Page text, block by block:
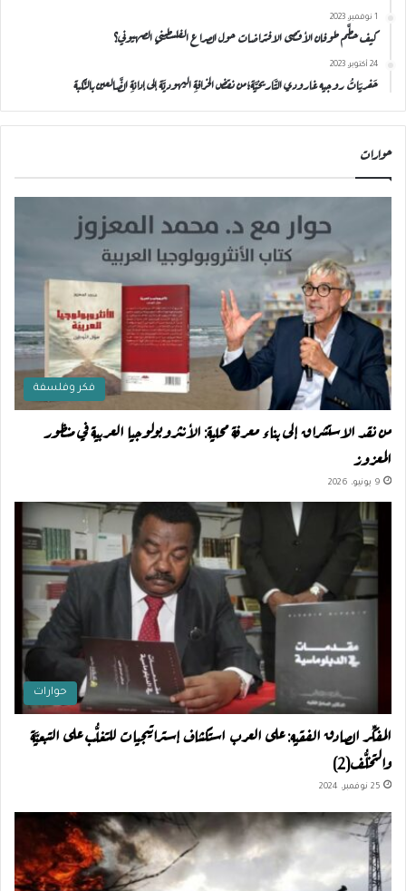
1 نوفمبر، 2023
كيف حطَّم طوفان الأقصى الافتراضات حول الصراع الفلسطيني الصهيوني؟
24 أكتوبر، 2023
حَفريَاتُ روجيه غارودي التَّاريخيَّة؛من نقضِ الخرافةِ اليهوديَّة إلى إدانةِ الضَّالعين بالنَّكبة
حوارات
فكر وفلسفة
من نقد الاستشراق إلى بناء معرفة محلية: الأنثروبولوجيا العربية في منظور
المعزوز
9 يونيو، 2026
حوارات
المفكِّر الصادق الفقيه: على العرب استكشاف إستراتيجيات للتغلُّب على التبعيَّة
والتخلُّف(2)
25 نوفمبر، 2024